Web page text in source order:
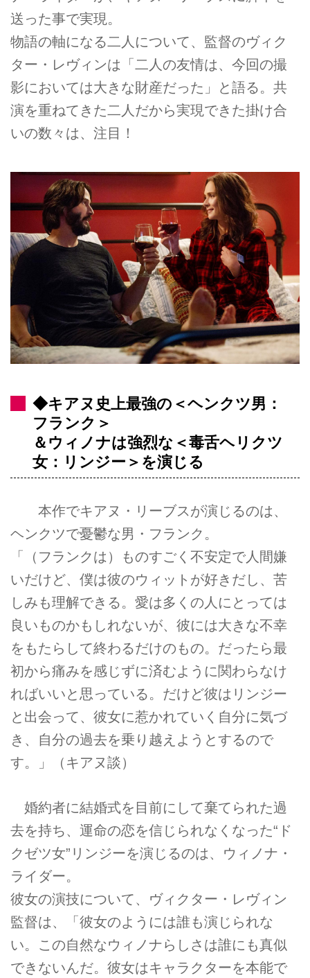
送った事で実現。
物語の軸になる二人について、監督のヴィク
ター・レヴィンは「二人の友情は、今回の撮
影においては大きな財産だった」と語る。共
演を重ねてきた二人だから実現できた掛け合
いの数々は、注目！
◆キアヌ史上最強の＜ヘンクツ男：
フランク＞
＆ウィノナは強烈な＜毒舌ヘリクツ
女：リンジー＞を演じる
本作でキアヌ・リーブスが演じるのは、
ヘンクツで憂鬱な男・フランク。
「（フランクは）ものすごく不安定で人間嫌
いだけど、僕は彼のウィットが好きだし、苦
しみも理解できる。愛は多くの人にとっては
良いものかもしれないが、彼には大きな不幸
をもたらして終わるだけのもの。だったら最
初から痛みを感じずに済むように関わらなけ
ればいいと思っている。だけど彼はリンジー
と出会って、彼女に惹かれていく自分に気づ
き、自分の過去を乗り越えようとするので
す。」（キアヌ談）
婚約者に結婚式を目前にして棄てられた過
去を持ち、運命の恋を信じられなくなった“ド
クゼツ女”リンジーを演じるのは、ウィノナ・
ライダー。
彼女の演技について、ヴィクター・レヴィン
監督は、「彼女のようには誰も演じられな
い。この自然なウィノナらしさは誰にも真似
できないんだ。彼女はキャラクターを本能で